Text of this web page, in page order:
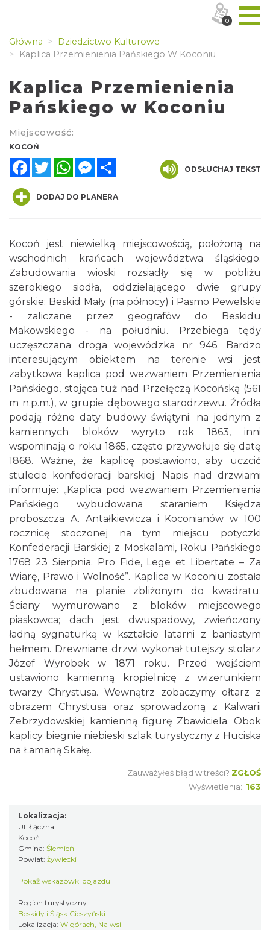
Główna
Dziedzictwo Kulturowe
Kaplica Przemienienia Pańskiego W Koconiu
Kaplica Przemienienia
Pańskiego w Koconiu
Miejscowość:
KOCOŃ
FacebookTwitterWhatsAppMessenger
ODSŁUCHAJ TEKST
DODAJ DO PLANERA
Kocoń jest niewielką miejscowością, położoną na
wschodnich krańcach województwa śląskiego.
Zabudowania wioski rozsiadły się w pobliżu
szerokiego siodła, oddzielającego dwie grupy
górskie: Beskid Mały (na północy) i Pasmo Pewelskie
- zaliczane przez geografów do Beskidu
Makowskiego - na południu. Przebiega tędy
uczęszczana droga wojewódzka nr 946. Bardzo
interesującym obiektem na terenie wsi jest
zabytkowa kaplica pod wezwaniem Przemienienia
Pańskiego, stojąca tuż nad Przełęczą Kocońską (561
m n.p.m.), w grupie dębowego starodrzewu. Źródła
podają różne daty budowy świątyni: na jednym z
kamiennych bloków wyryto rok 1863, inni
wspominają o roku 1865, często przywołuje się datę
1868. Ważne, że kaplicę postawiono, aby uczcić
stulecie konfederacji barskiej. Napis nad drzwiami
informuje: „Kaplica pod wezwaniem Przemienienia
Pańskiego wybudowana staraniem Księdza
proboszcza A. Antałkiewicza i Koconianów w 100
rocznicę stoczonej na tym miejscu potyczki
Konfederacji Barskiej z Moskalami, Roku Pańskiego
1768 23 Sierpnia. Pro Fide, Lege et Libertate – Za
Wiarę, Prawo i Wolność”. Kaplica w Koconiu została
zbudowana na planie zbliżonym do kwadratu.
Ściany wymurowano z bloków miejscowego
piaskowca; dach jest dwuspadowy, zwieńczony
ładną sygnaturką w kształcie latarni z baniastym
hełmem. Drewniane drzwi wykonał tutejszy stolarz
Józef Wyrobek w 1871 roku. Przed wejściem
ustawiono kamienną kropielnicę z wizerunkiem
twarzy Chrystusa. Wewnątrz zobaczymy ołtarz z
obrazem Chrystusa oraz sprowadzoną z Kalwarii
Zebrzydowskiej kamienną figurę Zbawiciela. Obok
kaplicy biegnie niebieski szlak turystyczny z Huciska
na Łamaną Skałę.
Zauważyłeś błąd w treści? ZGŁOŚ
Wyświetlenia: 163
Lokalizacja:
Ul. Łączna
Kocoń
Gmina: Ślemień
Powiat: żywiecki
Pokaż wskazówki dojazdu
Region turystyczny:
Beskidy i Śląsk Cieszyński
Lokalizacja: W górach, Na wsi
0